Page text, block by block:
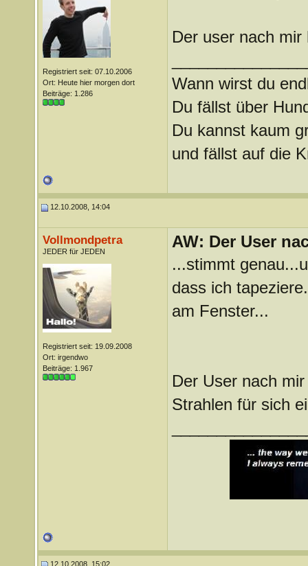
Registriert seit: 07.10.2006
Ort: Heute hier morgen dort
Beiträge: 1.286
Der user nach
Wann wirst du
Du fällst über
Du kannst kaum
und fällst auf die
12.10.2008, 14:04
Vollmondpetra
JEDER für JEDEN
Registriert seit: 19.09.2008
Ort: irgendwo
Beiträge: 1.967
AW: Der User
...stimmt
dass ich
am Fenster...
Der User nach
Strahlen für sich
12.10.2008, 15:02